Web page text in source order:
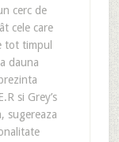
cerc de
cele care
tot timpul
dauna
si Grey’s
sugereaza